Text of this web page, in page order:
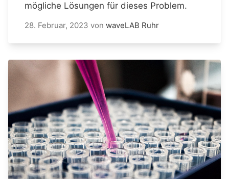
mögliche Lösungen für dieses Problem.
28. Februar, 2023 von waveLAB Ruhr